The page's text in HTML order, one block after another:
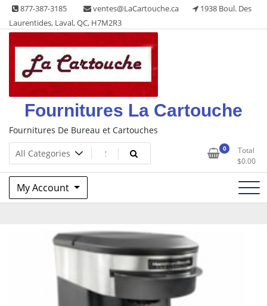
Skip
content
877-387-3185 ventes@LaCartouche.ca
1938 Boul. Des
Laurentides, Laval, QC, H7M2R3
Fournitures La Cartouche
Fournitures De Bureau et Cartouches
0
Total
$0.00
My Account